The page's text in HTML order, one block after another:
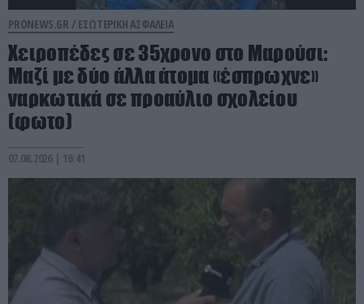
PRONEWS.GR / ΕΣΩΤΕΡΙΚΗ ΑΣΦΑΛΕΙΑ
Χειροπέδες σε 35χρονο στο Μαρούσι:
Μαζί με δύο άλλα άτομα «έσπρωχνε»
ναρκωτικά σε προαύλιο σχολείου
(φωτο)
07.08.2026 | 16:41